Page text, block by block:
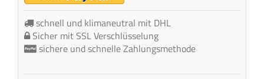
schnell und klimaneutral mit DHL
Sicher mit SSL Verschlüsselung
sichere und schnelle Zahlungsmethode